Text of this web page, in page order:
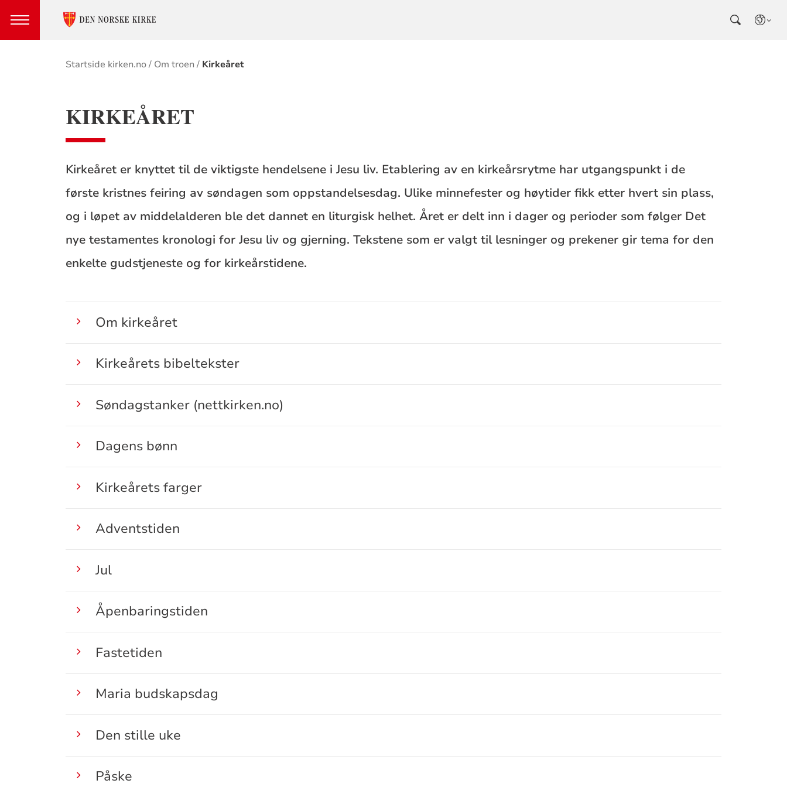
Brødsmulesti
Startside kirken.no Om troen Kirkeåret
KIRKEÅRET
Kirkeåret er knyttet til de viktigste hendelsene i Jesu liv. Etablering av en kirkeårsrytme har utgangspunkt i de
første kristnes feiring av søndagen som oppstandelsesdag. Ulike minnefester og høytider fikk etter hvert sin plass,
og i løpet av middelalderen ble det dannet en liturgisk helhet. Året er delt inn i dager og perioder som følger Det
nye testamentes kronologi for Jesu liv og gjerning. Tekstene som er valgt til lesninger og prekener gir tema for den
enkelte gudstjeneste og for kirkeårstidene.
Om kirkeåret
Kirkeårets bibeltekster
Søndagstanker (nettkirken.no)
Dagens bønn
Kirkeårets farger
Adventstiden
Jul
Åpenbaringstiden
Fastetiden
Maria budskapsdag
Den stille uke
Påske